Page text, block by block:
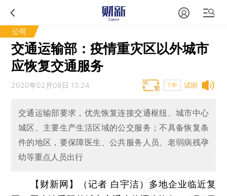
公司
交通运输部：疫情重灾区以外城市
应恢复交通服务
试听
2020年02月08日 13:24 T中
交通运输部要求，优先恢复连接交通枢纽、城市中心
城区、主要生产生活区域的公交服务；不具备恢复条
件的地区，要保障医生、公共服务人员、老弱病残孕
幼等重点人员出行
【财新网】（记者 白宇洁） 多地企业临近复